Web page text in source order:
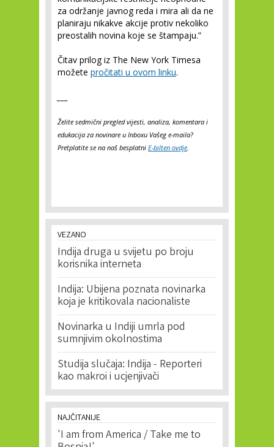
za održanje javnog reda i mira ali da ne
planiraju nikakve akcije protiv nekoliko
preostalih novina koje se štampaju.”
Čitav prilog iz The New York Timesa
možete pročitati u ovom linku.
Želite sedmični pregled vijesti, analiza, komentara i
edukacija za novinare u Inboxu Vašeg e-maila?
Pretplatite se na naš besplatni E-bilten ovdje.
VEZANO
Indija druga u svijetu po broju
korisnika interneta
Indija: Ubijena poznata novinarka
koja je kritikovala nacionaliste
Novinarka u Indiji umrla pod
sumnjivim okolnostima
Studija slučaja: Indija - Reporteri
kao makroi i ucjenjivači
NAJČITANIJE
'I am from America / Take me to